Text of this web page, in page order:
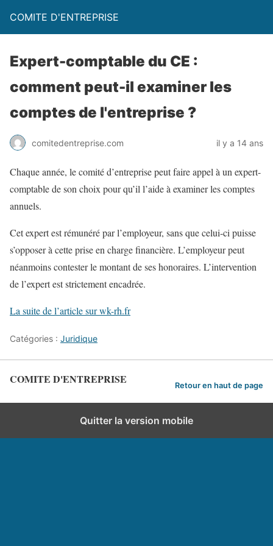
COMITE D'ENTREPRISE
Expert-comptable du CE :
comment peut-il examiner les
comptes de l'entreprise ?
comitedentreprise.com il y a 14 ans
Chaque année, le comité d’entreprise peut faire appel à un expert-
comptable de son choix pour qu’il l’aide à examiner les comptes
annuels.
Cet expert est rémunéré par l’employeur, sans que celui-ci puisse
s’opposer à cette prise en charge financière. L’employeur peut
néanmoins contester le montant de ses honoraires. L’intervention
de l’expert est strictement encadrée.
La suite de l’article sur wk-rh.fr
Catégories : Juridique
COMITE D'ENTREPRISE Retour en haut de page
Quitter la version mobile